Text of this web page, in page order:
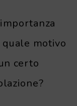
motivo
certo